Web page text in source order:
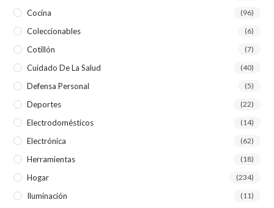
Cocina (96)
Coleccionables (6)
Cotillón (7)
Cuidado De La Salud (40)
Defensa Personal (5)
Deportes (22)
Electrodomésticos (14)
Electrónica (62)
Herramientas (18)
Hogar (234)
Iluminación (11)